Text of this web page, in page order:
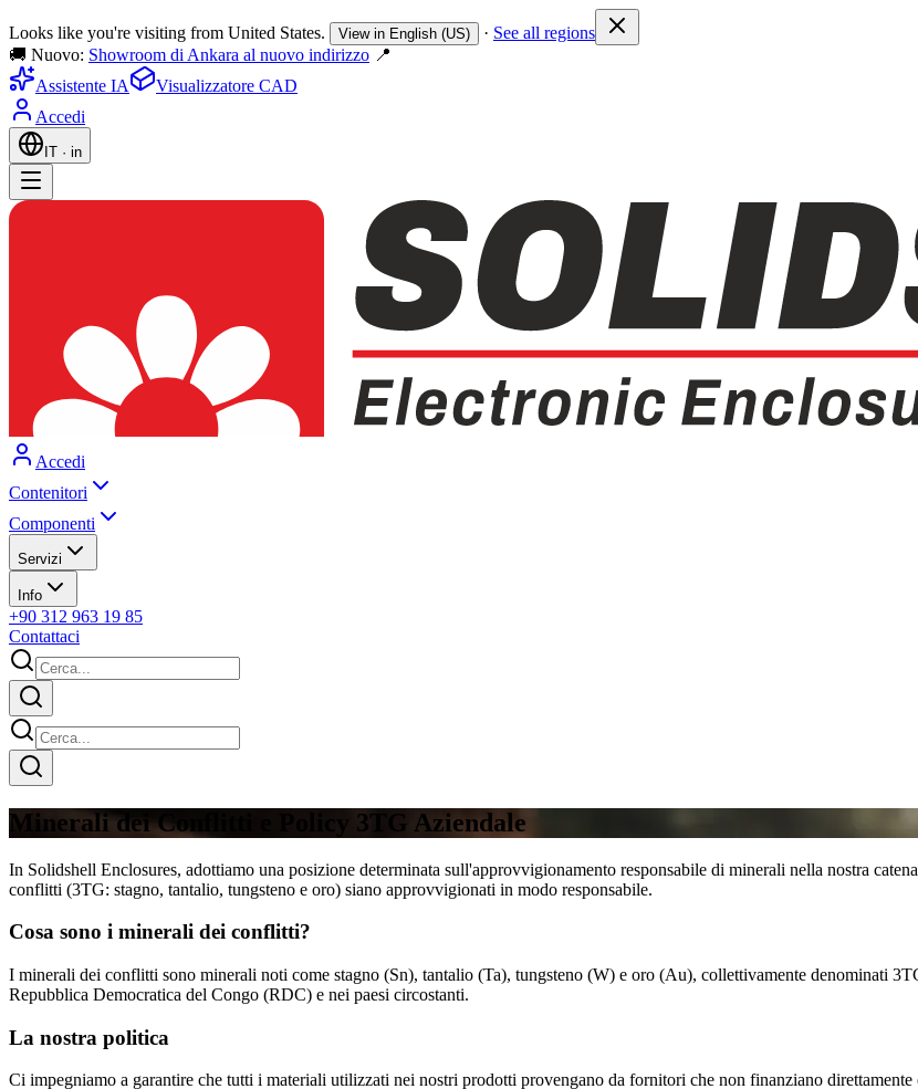
Looks like you're visiting from United States. View in English (US) · See all regions
🚚 Nuovo: Showroom di Ankara al nuovo indirizzo 📍
Assistente IA
Visualizzatore CAD
Accedi
IT · in
Accedi
Contenitori
Componenti
Servizi
Info
+90 312 963 19 85
Contattaci
Minerali dei Conflitti e Policy 3TG Aziendale
In Solidshell Enclosures, adottiamo una posizione determinata sull'approvvigionamento responsabile di minerali nella nostra
conflitti (3TG: stagno, tantalio, tungsteno e oro) siano approvvigionati in modo responsabile.
Cosa sono i minerali dei conflitti?
I minerali dei conflitti sono minerali noti come stagno (Sn), tantalio (Ta), tungsteno (W) e oro (Au), collettivamente denominati
Repubblica Democratica del Congo (RDC) e nei paesi circostanti.
La nostra politica
Ci impegniamo a garantire che tutti i materiali utilizzati nei nostri prodotti provengano da fornitori che non finanziano